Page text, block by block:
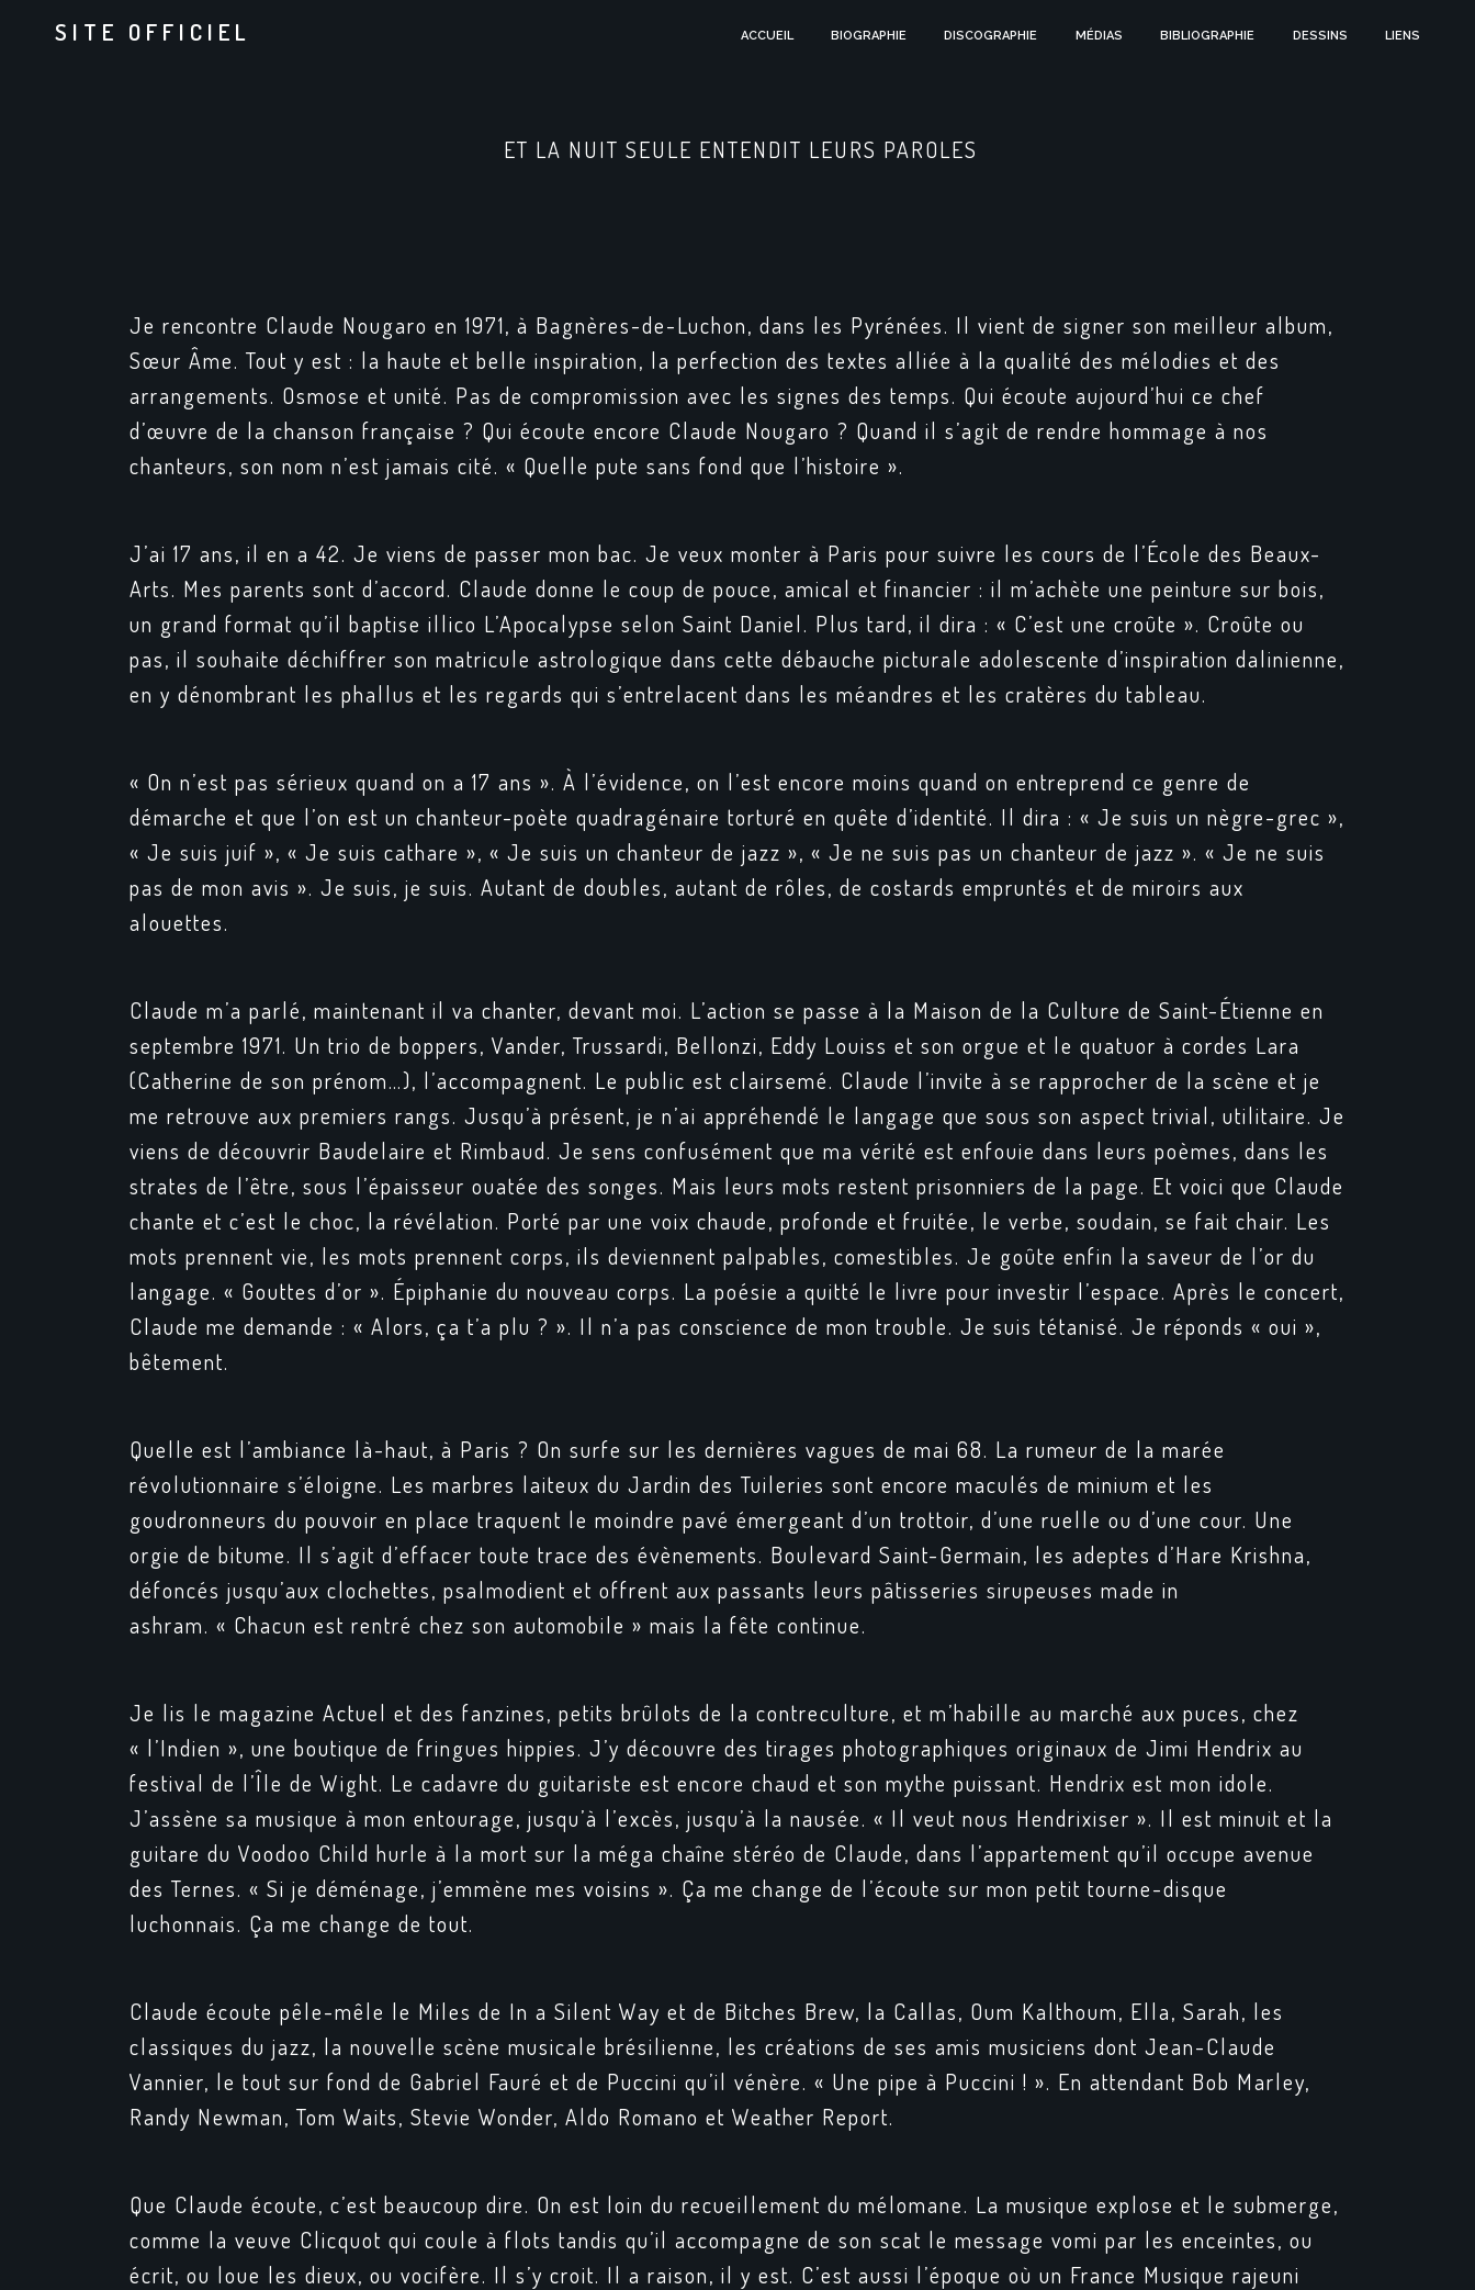
SITE OFFICIEL ACCUEIL BIOGRAPHIE DISCOGRAPHIE MÉDIAS BIBLIOGRAPHIE DESSINS LIENS
ET LA NUIT SEULE ENTENDIT LEURS PAROLES
Je rencontre Claude Nougaro en 1971, à Bagnères-de-Luchon, dans les Pyrénées. Il vient de signer son meilleur album,
Sœur Âme. Tout y est : la haute et belle inspiration, la perfection des textes alliée à la qualité des mélodies et des
arrangements. Osmose et unité. Pas de compromission avec les signes des temps. Qui écoute aujourd’hui ce chef
d’œuvre de la chanson française ? Qui écoute encore Claude Nougaro ? Quand il s’agit de rendre hommage à nos
chanteurs, son nom n’est jamais cité. « Quelle pute sans fond que l’histoire ».
J’ai 17 ans, il en a 42. Je viens de passer mon bac. Je veux monter à Paris pour suivre les cours de l’École des Beaux-
Arts. Mes parents sont d’accord. Claude donne le coup de pouce, amical et financier : il m’achète une peinture sur bois,
un grand format qu’il baptise illico L’Apocalypse selon Saint Daniel. Plus tard, il dira : « C’est une croûte ». Croûte ou
pas, il souhaite déchiffrer son matricule astrologique dans cette débauche picturale adolescente d’inspiration dalinienne,
en y dénombrant les phallus et les regards qui s’entrelacent dans les méandres et les cratères du tableau.
« On n’est pas sérieux quand on a 17 ans ». À l’évidence, on l’est encore moins quand on entreprend ce genre de
démarche et que l’on est un chanteur-poète quadragénaire torturé en quête d’identité. Il dira : « Je suis un nègre-grec »,
« Je suis juif », « Je suis cathare », « Je suis un chanteur de jazz », « Je ne suis pas un chanteur de jazz ». « Je ne suis
pas de mon avis ». Je suis, je suis. Autant de doubles, autant de rôles, de costards empruntés et de miroirs aux
alouettes.
Claude m’a parlé, maintenant il va chanter, devant moi. L’action se passe à la Maison de la Culture de Saint-Étienne en
septembre 1971. Un trio de boppers, Vander, Trussardi, Bellonzi, Eddy Louiss et son orgue et le quatuor à cordes Lara
(Catherine de son prénom…), l’accompagnent. Le public est clairsemé. Claude l’invite à se rapprocher de la scène et je
me retrouve aux premiers rangs. Jusqu’à présent, je n’ai appréhendé le langage que sous son aspect trivial, utilitaire. Je
viens de découvrir Baudelaire et Rimbaud. Je sens confusément que ma vérité est enfouie dans leurs poèmes, dans les
strates de l’être, sous l’épaisseur ouatée des songes. Mais leurs mots restent prisonniers de la page. Et voici que Claude
chante et c’est le choc, la révélation. Porté par une voix chaude, profonde et fruitée, le verbe, soudain, se fait chair. Les
mots prennent vie, les mots prennent corps, ils deviennent palpables, comestibles. Je goûte enfin la saveur de l’or du
langage. « Gouttes d’or ». Épiphanie du nouveau corps. La poésie a quitté le livre pour investir l’espace. Après le concert,
Claude me demande : « Alors, ça t’a plu ? ». Il n’a pas conscience de mon trouble. Je suis tétanisé. Je réponds « oui »,
bêtement.
Quelle est l’ambiance là-haut, à Paris ? On surfe sur les dernières vagues de mai 68. La rumeur de la marée
révolutionnaire s’éloigne. Les marbres laiteux du Jardin des Tuileries sont encore maculés de minium et les
goudronneurs du pouvoir en place traquent le moindre pavé émergeant d’un trottoir, d’une ruelle ou d’une cour. Une
orgie de bitume. Il s’agit d’effacer toute trace des évènements. Boulevard Saint-Germain, les adeptes d’Hare Krishna,
défoncés jusqu’aux clochettes, psalmodient et offrent aux passants leurs pâtisseries sirupeuses made in
ashram. « Chacun est rentré chez son automobile » mais la fête continue.
Je lis le magazine Actuel et des fanzines, petits brûlots de la contreculture, et m’habille au marché aux puces, chez
« l’Indien », une boutique de fringues hippies. J’y découvre des tirages photographiques originaux de Jimi Hendrix au
festival de l’Île de Wight. Le cadavre du guitariste est encore chaud et son mythe puissant. Hendrix est mon idole.
J’assène sa musique à mon entourage, jusqu’à l’excès, jusqu’à la nausée. « Il veut nous Hendrixiser ». Il est minuit et la
guitare du Voodoo Child hurle à la mort sur la méga chaîne stéréo de Claude, dans l’appartement qu’il occupe avenue
des Ternes. « Si je déménage, j’emmène mes voisins ». Ça me change de l’écoute sur mon petit tourne-disque
luchonnais. Ça me change de tout.
Claude écoute pêle-mêle le Miles de In a Silent Way et de Bitches Brew, la Callas, Oum Kalthoum, Ella, Sarah, les
classiques du jazz, la nouvelle scène musicale brésilienne, les créations de ses amis musiciens dont Jean-Claude
Vannier, le tout sur fond de Gabriel Fauré et de Puccini qu’il vénère. « Une pipe à Puccini ! ». En attendant Bob Marley,
Randy Newman, Tom Waits, Stevie Wonder, Aldo Romano et Weather Report.
Que Claude écoute, c’est beaucoup dire. On est loin du recueillement du mélomane. La musique explose et le submerge,
comme la veuve Clicquot qui coule à flots tandis qu’il accompagne de son scat le message vomi par les enceintes, ou
écrit, ou loue les dieux, ou vocifère. Il s’y croit. Il a raison, il y est. C’est aussi l’époque où un France Musique rajeuni